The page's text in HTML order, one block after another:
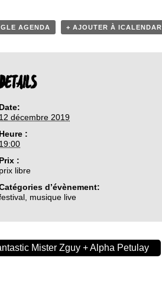
AGENDA + AJOUTER À ICALENDAR
Date:
12 décembre 2019
Heure :
19:00
Prix :
prix libre
d’évènement:
musique live
Mister Zguy + Alpha Petulay